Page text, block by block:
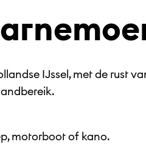
IJssel, met de rust
motorboot of kano.